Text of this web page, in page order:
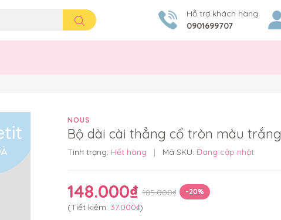
Hỗ trợ khách hàng
0901699707
NOUS
Bộ dài cài thẳng cổ tròn màu trắng
Tình trạng: Hết hàng | Mã SKU: Đang cập nhật
148.000₫ 185.000₫ -20%
(Tiết kiệm: 37.000₫)